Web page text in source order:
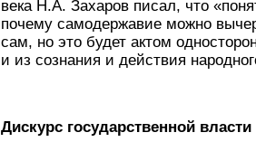
века Н.А. Захаров писал, что
почему самодержавие можно
сам, но это будет актом
и из сознания и действия
Дискурс государственной власти